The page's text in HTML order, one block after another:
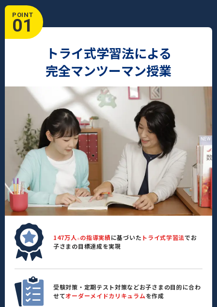
POINT
01
トライ式学習法による
完全マンツーマン授業
147万人 ※ の指導実績に基づいた トライ式学習法でお
子さまの目標達成を実現
受験対策・定期テスト対策などお子さまの目的に合わ
せてオーダーメイドカリキュラムを作成